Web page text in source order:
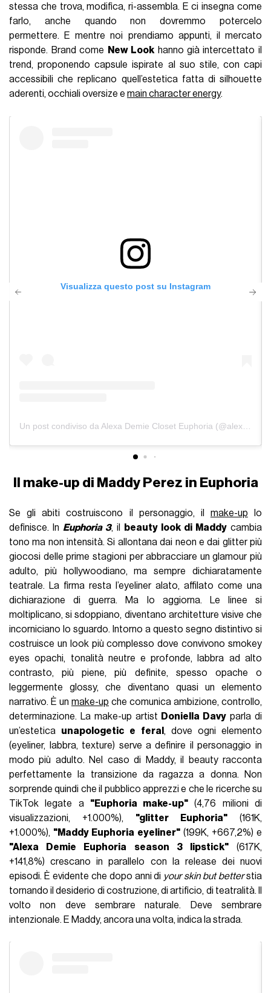
stessa che trova, modifica, ri-assembla. E ci insegna come
farlo, anche quando non dovremmo potercelo
permettere. E mentre noi prendiamo appunti, il mercato
risponde. Brand come
New Lookhanno già intercettato il
trend, proponendo capsule ispirate al suo stile, con capi
accessibili che replicano quell’estetica fatta di silhouette
aderenti, occhiali oversize emain character energy.
Visualizza questo post su Instagram
Il make-up di Maddy Perez in Euphoria
Se gli abiti costruiscono il personaggio, il make-up lo
definisce. In Euphoria 3, il beauty look di Maddy cambia
tono ma non intensità. Si allontana dai neon e dai glitter più
giocosi delle prime stagioni per abbracciare un glamour più
adulto, più hollywoodiano, ma sempre dichiaratamente
teatrale. La firma resta l’eyeliner alato, affilato come una
dichiarazione di guerra. Ma lo aggiorna. Le linee si
moltiplicano, si sdoppiano, diventano architetture visive che
incorniciano lo sguardo. Intorno a questo segno distintivo si
costruisce un look più complesso dove convivono smokey
eyes opachi, tonalità neutre e profonde, labbra ad alto
contrasto, più piene, più definite, spesso opache o
leggermente glossy, che diventano quasi un elemento
narrativo. È unmake-up che comunica ambizione, controllo,
determinazione. La make-up artist Doniella Davy parla di
un’estetica unapologetic e feral , dove ogni elemento
(eyeliner, labbra, texture) serve a definire il personaggio in
modo più adulto. Nel caso di Maddy, il beauty racconta
perfettamente la transizione da ragazza a donna. Non
sorprende quindi che il pubblico apprezzi e che le ricerche su
TikTok legate a "Euphoria make-up" (4,76 milioni di
visualizzazioni, +1.000%), "glitter Euphoria"(161K,
+1.000%), "Maddy Euphoria eyeliner"(199K, +667,2%) e
"Alexa Demie Euphoria season 3 lipstick"(617K,
+141,8%) crescano in parallelo con la release dei nuovi
episodi. È evidente che dopo anni di your skin but betterstia
tornando il desiderio di costruzione, di artificio, di teatralità. Il
volto non deve sembrare naturale. Deve sembrare
intenzionale. E Maddy, ancora una volta, indica la strada.